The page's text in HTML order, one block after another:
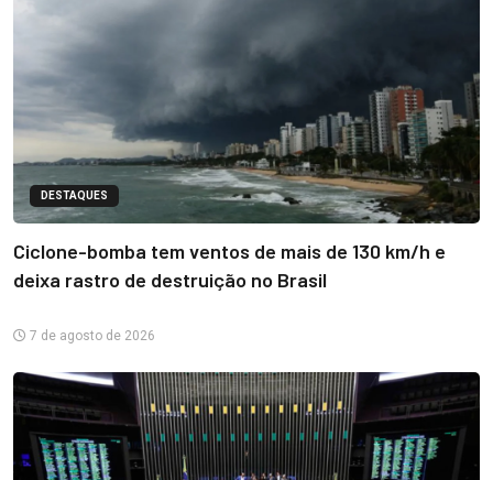
DESTAQUES
Ciclone-bomba tem ventos de mais de 130 km/h e
deixa rastro de destruição no Brasil
7 de agosto de 2026